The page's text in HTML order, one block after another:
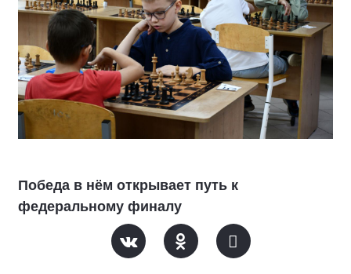
Победа в нём открывает путь к
федеральному финалу